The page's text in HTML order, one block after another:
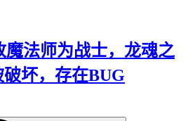
魔法师为战士，龙魂之
坏，存在BUG